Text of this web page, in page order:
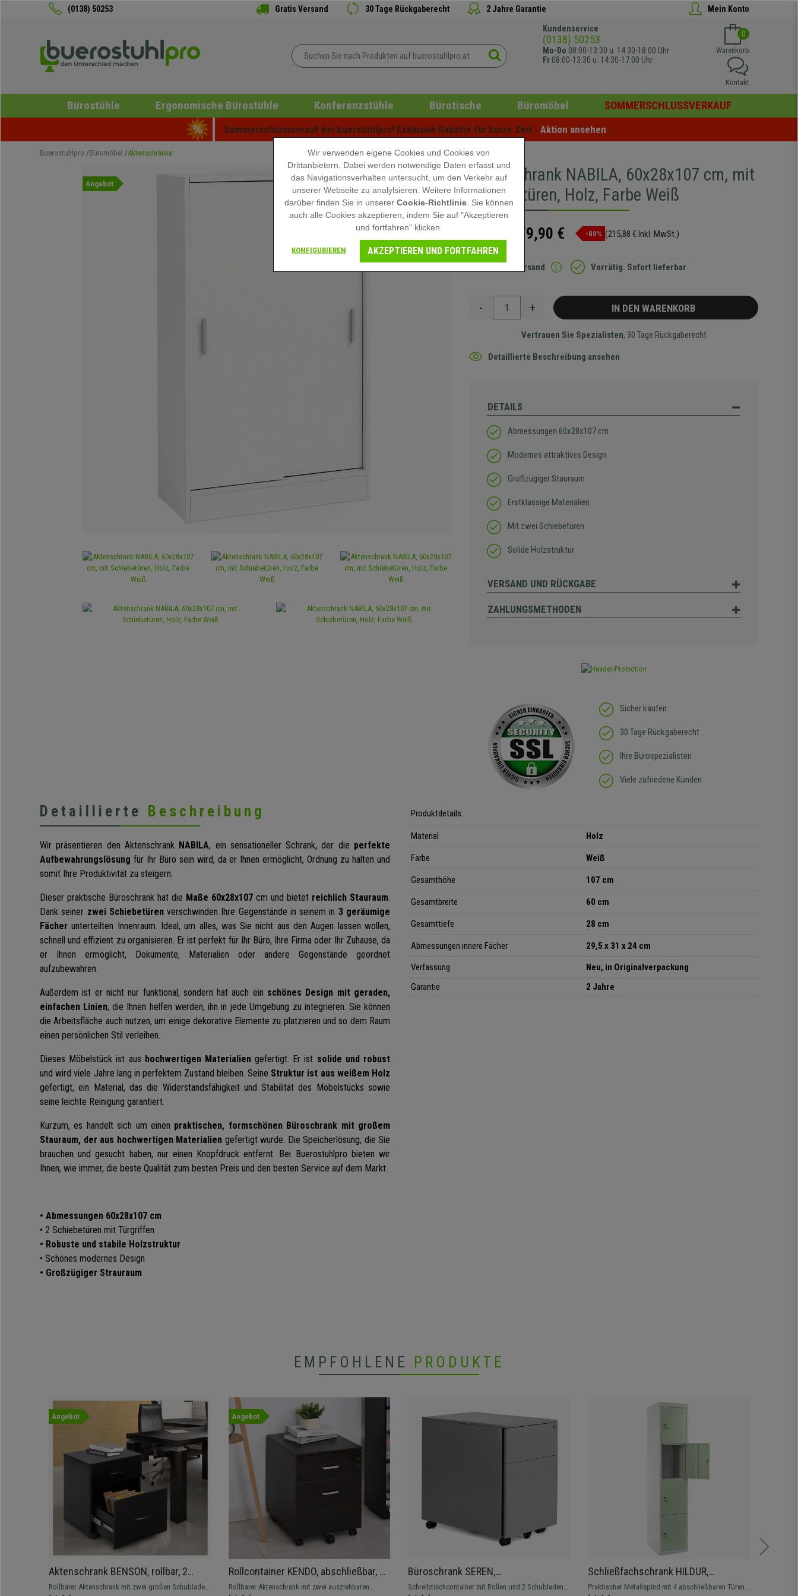
(0138) 50253 Gratis Versand 30 Tage Rückgaberecht 2 Jahre Garantie Mein Konto
Kundenservice
(0138) 50253
Mo-Do 08:00-13:30 u. 14:30-18:00 Uhr
Fr 08:00-13:30 u. 14:30-17:00 Uhr
0
Warenkorb
Kontakt
Bürostühle Ergonomische Bürostühle Konferenzstühle Bürotische Büromöbel SOMMERSCHLUSSVERKAUF
Sommerschlussverauf bei buerstuhlpro! Exklusive Rabatte für kurze Zeit - Aktion ansehen -
Buerostuhlpro Büromöbel Aktenschränke
Angebot
Aktenschrank NABILA, 60x28x107 cm, mit
Schiebetüren, Holz, Farbe Weiß
179,90 € -80% (215,88 € Inkl. MwSt.)
Gratis Versand Vorrätig. Sofort lieferbar
- + IN DEN WARENKORB
Vertrauen Sie Spezialisten, 30 Tage Rückgaberecht
Detaillierte Beschreibung ansehen
DETAILS
Abmessungen 60x28x107 cm
Modernes attraktives Design
Großzügiger Stauraum
Erstklassige Materialien
Mit zwei Schiebetüren
Solide Holzstruktur
VERSAND UND RÜCKGABE
ZAHLUNGSMETHODEN
Sicher kaufen
30 Tage Rückgaberecht
Ihre Bürospezialisten
Viele zufriedene Kunden
Detaillierte Beschreibung
Wir präsentieren den Aktenschrank NABILA, ein sensationeller Schrank, der die perfekte
Aufbewahrungslösung für Ihr Büro sein wird, da er Ihnen ermöglicht, Ordnung zu halten und
somit Ihre Produktivität zu steigern.
Dieser praktische Büroschrank hat die Maße 60x28x107 cm und bietet reichlich Stauraum.
Dank seiner zwei Schiebetürenverschwinden Ihre Gegenstände in seinem in 3 geräumige
Fächerunterteilten Innenraum. Ideal, um alles, was Sie nicht aus den Augen lassen wollen,
schnell und effizient zu organisieren. Er ist perfekt für Ihr Büro, Ihre Firma oder Ihr Zuhause, da
er Ihnen ermöglicht, Dokumente, Materialien oder andere Gegenstände geordnet
aufzubewahren.
Außerdem ist er nicht nur funktional, sondern hat auch ein schönes Design mit geraden,
einfachen Linien, die Ihnen helfen werden, ihn in jede Umgebung zu integrieren. Sie können
die Arbeitsfläche auch nutzen, um einige dekorative Elemente zu platzieren und so dem Raum
einen persönlichen Stil verleihen.
Dieses Möbelstück ist aus hochwertigen Materialiengefertigt. Er ist solide und robust
und wird viele Jahre lang in perfektem Zustand bleiben. Seine Struktur ist aus weißem Holz
gefertigt, ein Material, das die Widerstandsfähigkeit und Stabilität des Möbelstücks sowie
seine leichte Reinigung garantiert.
Kurzum, es handelt sich um einen praktischen, formschönen Büroschrank mit großem
Stauraum, der aus hochwertigen Materialien gefertigt wurde. Die Speicherlösung, die Sie
brauchen und gesucht haben, nur einen Knopfdruck entfernt. Bei Buerostuhlpro bieten wir
Ihnen, wie immer, die beste Qualität zum besten Preis und den besten Service auf dem Markt.
• Abmessungen 60x28x107 cm
• 2 Schiebetüren mit Türgriffen
• Robuste und stabile Holzstruktur
• Schönes modernes Design
• Großzügiger Strauraum
Produktdetails:
Material Holz
Farbe Weiß
Gesamthöhe 107 cm
Gesamtbreite 60 cm
Gesamttiefe 28 cm
Abmessungen innere Fächer
29,5 x 31 x 24 cm
Verfassung
Neu, in Originalverpackung
Garantie
2 Jahre
EMPFOHLENE PRODUKTE
Angebot
Aktenschrank BENSON, rollbar, 2
Schubladen, aus Holz, Farbe Schwarz
Rollbarer Aktenschrank mit zwei großen Schubladen,
Angebot
Rollcontainer KENDO, abschließbar, 2
Schließfächer, Rollen mit Feststeller,
Rollbarer Aktenschrank mit zwei ausziehbaren
Büroschrank SEREN,
Schreibtischcontainer, 2 Schubladen,
Schreibtischcontainer mit Rollen und 2 Schubladen,
Schließfachschrank HILDUR,
Metallspind 180x38x45 cm, 4 Türen
Praktischer Metallspind mit 4 abschließbaren Türen.
Wir verwenden eigene Cookies und Cookies von
Drittanbietern. Dabei werden notwendige Daten erfasst und
das Navigationsverhalten untersucht, um den Verkehr auf
unserer Webseite zu analylsieren. Weitere Informationen
darüber finden Sie in unserer Cookie-Richtlinie. Sie können
auch alle Cookies akzeptieren, indem Sie auf "Akzeptieren
und fortfahren" klicken.
KONFIGURIEREN AKZEPTIEREN UND FORTFAHREN